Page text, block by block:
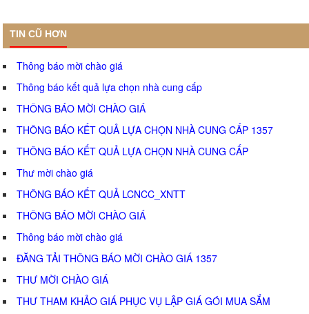
TIN CŨ HƠN
Thông báo mời chào giá
Thông báo kết quả lựa chọn nhà cung cấp
THÔNG BÁO MỜI CHÀO GIÁ
THÔNG BÁO KẾT QUẢ LỰA CHỌN NHÀ CUNG CẤP 1357
THÔNG BÁO KẾT QUẢ LỰA CHỌN NHÀ CUNG CẤP
Thư mời chào giá
THÔNG BÁO KẾT QUẢ LCNCC_XNTT
THÔNG BÁO MỜI CHÀO GIÁ
Thông báo mời chào giá
ĐĂNG TẢI THÔNG BÁO MỜI CHÀO GIÁ 1357
THƯ MỜI CHÀO GIÁ
THƯ THAM KHẢO GIÁ PHỤC VỤ LẬP GIÁ GÓI MUA SẮM